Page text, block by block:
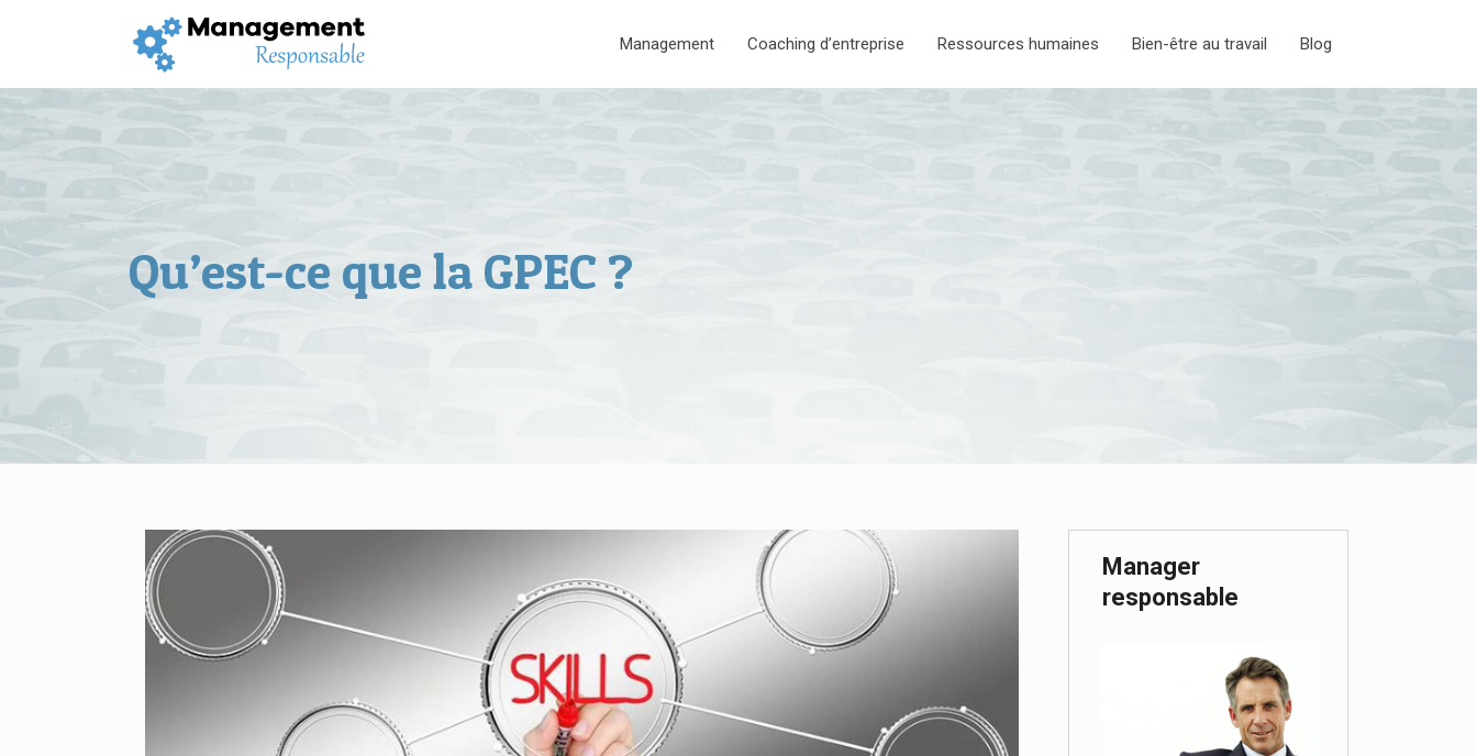
Management Coaching d’entreprise Ressources humaines Bien-être au travail Blog
Qu’est-ce que la GPEC ?
Manager
responsable